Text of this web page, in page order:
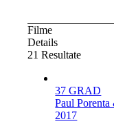
Filme
Details
21 Resultate
37 GRAD
Paul
2017